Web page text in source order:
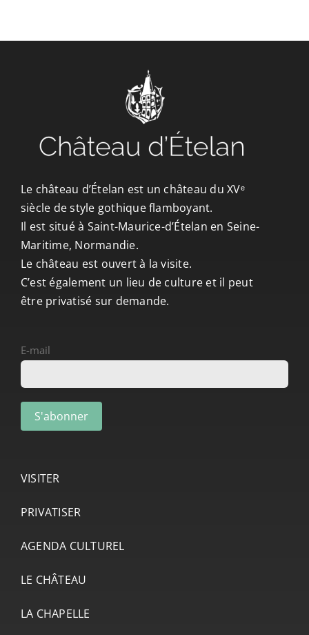
Le château d’Ételan est un château du XVᵉ
siècle de style gothique flamboyant.
Il est situé à Saint-Maurice-d’Ételan en Seine-
Maritime, Normandie.
Le château est ouvert à la visite.
C’est également un lieu de culture et il peut
être privatisé sur demande.
E-mail
VISITER
PRIVATISER
AGENDA CULTUREL
LE CHÂTEAU
LA CHAPELLE